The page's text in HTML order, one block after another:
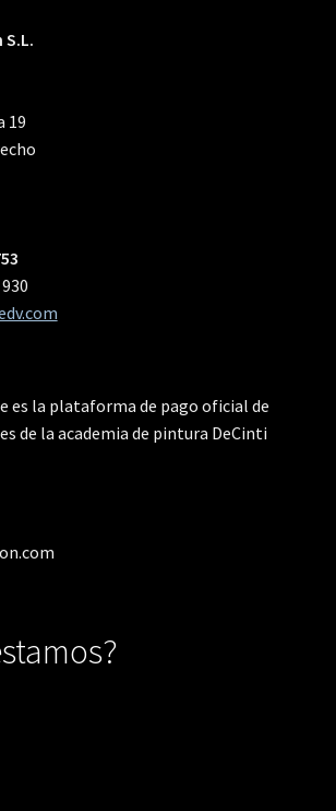
19
es la plataforma de pago oficial de
de la academia de pintura DeCinti